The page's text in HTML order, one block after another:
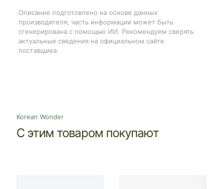
Описание подготовлено на основе данных
производителя; часть информации может быть
сгенерирована с помощью ИИ. Рекомендуем сверять
актуальные сведения на официальном сайте
поставщика.
Korean Wonder
С этим товаром покупают